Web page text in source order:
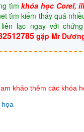
tìm khóa học Corel,
tìm kiếm thấy quá
lạc ngay với
gặp Mr
Google+
khảo thêm các khóa